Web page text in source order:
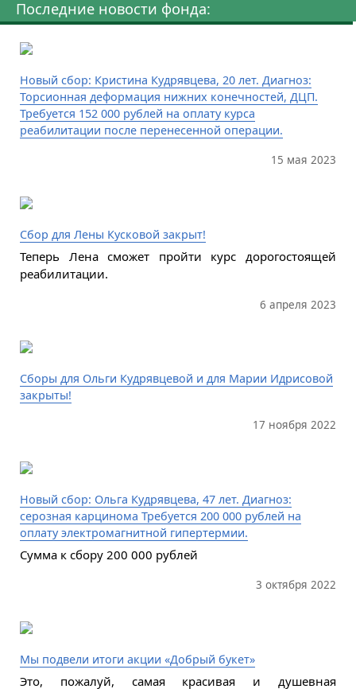
Последние новости фонда:
Новый сбор: Кристина Кудрявцева, 20 лет. Диагноз:
Торсионная деформация нижних конечностей, ДЦП.
Требуется 152 000 рублей на оплату курса
реабилитации после перенесенной операции.
15 мая 2023
Сбор для Лены Кусковой закрыт!
Теперь Лена сможет пройти курс дорогостоящей
реабилитации.
6 апреля 2023
Сборы для Ольги Кудрявцевой и для Марии Идрисовой
закрыты!
17 ноября 2022
Новый сбор: Ольга Кудрявцева, 47 лет. Диагноз:
серозная карцинома Требуется 200 000 рублей на
оплату электромагнитной гипертермии.
Сумма к сбору 200 000 рублей
3 октября 2022
Мы подвели итоги акции «Добрый букет»
Это, пожалуй, самая красивая и душевная